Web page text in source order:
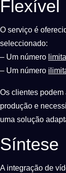
Flexível
O serviço é
seleccionado:
– Um número
– Um número
Os clientes
produção e
uma solução
Síntese
A integração de